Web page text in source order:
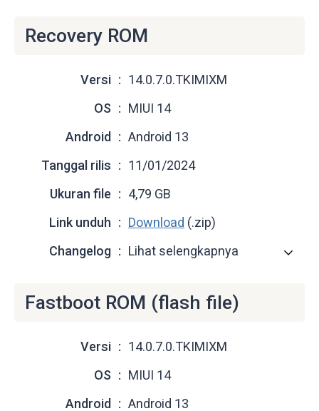
Recovery ROM
Versi
14.0.7.0.TKIMIXM
OS
MIUI 14
Android
Android 13
Tanggal rilis
11/01/2024
Ukuran file
4,79 GB
Link unduh
Download (.zip)
Changelog
Lihat selengkapnya
Fastboot ROM (flash file)
Versi
14.0.7.0.TKIMIXM
OS
MIUI 14
Android
Android 13